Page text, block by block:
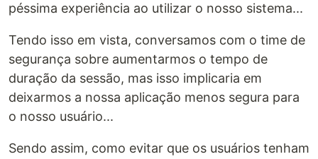
péssima experiência ao utilizar o nosso sistema...
Tendo isso em vista, conversamos com o time de
segurança sobre aumentarmos o tempo de
duração da sessão, mas isso implicaria em
deixarmos a nossa aplicação menos segura para
o nosso usuário...
Sendo assim, como evitar que os usuários tenham